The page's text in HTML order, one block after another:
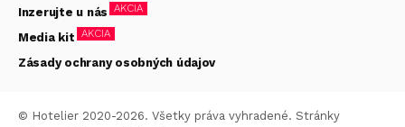
Inzerujte u nás AKCIA
Media kit AKCIA
Zásady ochrany osobných údajov
© Hotelier 2020-2026. Všetky práva vyhradené. Stránky